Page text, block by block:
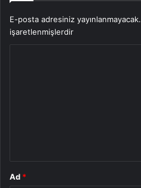
E-posta adresiniz yayınlanmayacak.
işaretlenmişlerdir
Ad *